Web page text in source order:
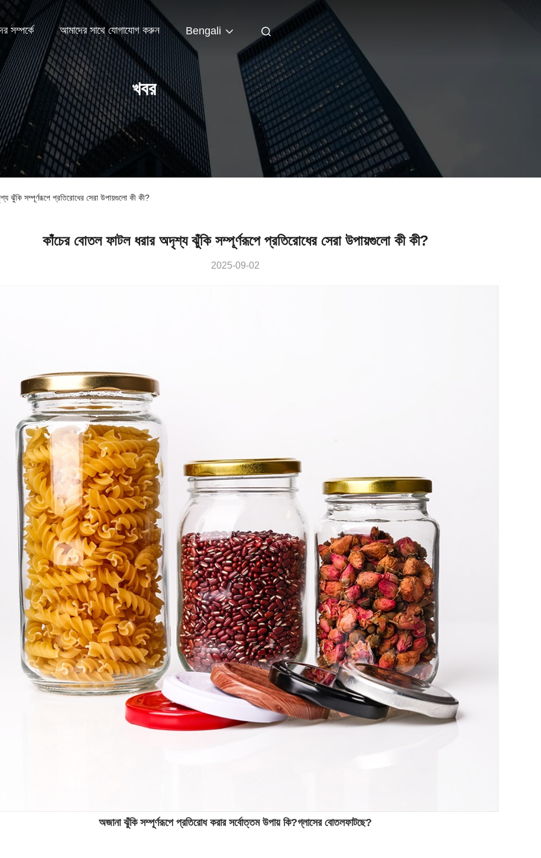
সম্পর্কে আমাদের সাথে যোগাযোগ করুন Bengali
খবর
ঝুঁকি সম্পূর্ণরূপে প্রতিরোধের সেরা উপায়গুলো কী কী?
কাঁচের বোতল ফাটল ধরার অদৃশ্য ঝুঁকি সম্পূর্ণরূপে প্রতিরোধের সেরা উপায়গুলো কী কী?
2025-09-02
অজানা ঝুঁকি সম্পূর্ণরূপে প্রতিরোধ করার সর্বোত্তম উপায় কি?গ্লাসের বোতলফাটছে?